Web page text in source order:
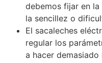
debemos fijar en
la sencillez o
El sacaleches
regular los
a hacer